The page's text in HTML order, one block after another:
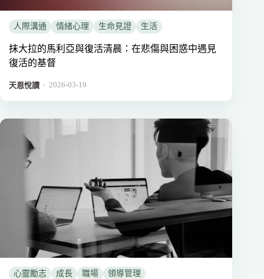
人際溝通 情緒心理 生命見證 生活
抹大拉的馬利亞與復活清晨：在悲傷與困惑中遇見
復活的基督
天恩悅讀 ． 2026-03-19
心靈勵志 成長 職場 領導管理